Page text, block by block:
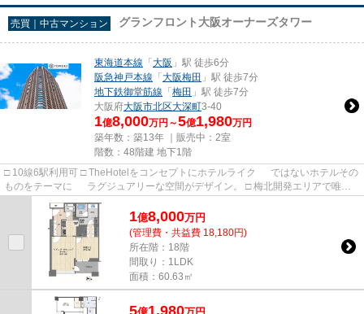
売買｜中古マンション グランフロント大阪オーナーズタワー
東海道本線 「 大阪 」駅 徒歩6分
阪急神戸本線 「 大阪梅田 」駅 徒歩7分
地下鉄御堂筋線 「 梅田 」駅 徒歩7分
大阪府大阪市北区大深町3-40
1億8,000万円～5億1,980万円
築年数：築13年 ｜販売中： 2室
階数：48階建 地下1階
□ 10線6駅利用可 □ TheHotelをコンセプトにホテルライク ではないホテルその
ものをテーマに ラグジュアリーな空間がデザイン。 □ 梅北開発エリアで唯一
の居住用建物。 大阪...
1億8,000万円
(管理費・共益費 18,180円)
所在階：18階
間取り：1LDK
面積：60.63㎡